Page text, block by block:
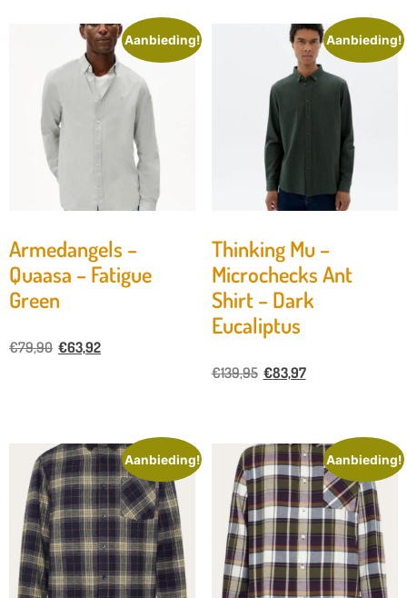
Aanbieding!
Armedangels –
Quaasa – Fatigue
Green
€79,90 €63,92
Aanbieding!
Thinking Mu –
Microchecks Ant
Shirt – Dark
Eucaliptus
€139,95 €83,97
Aanbieding! Aanbieding!